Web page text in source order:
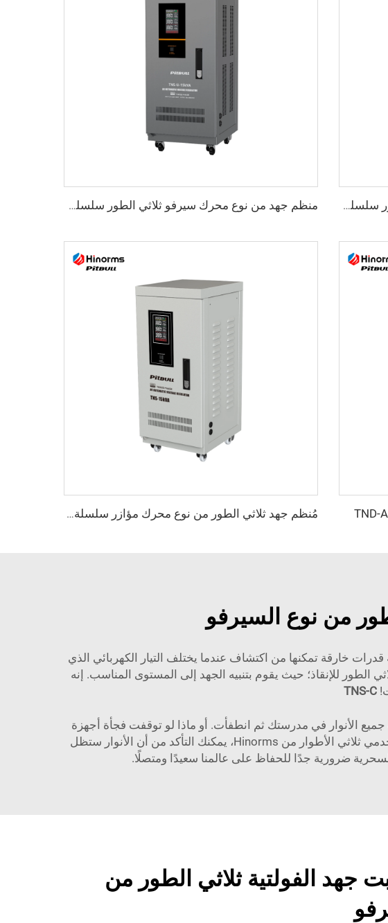
منظم جهد من نوع محرك سيرفو ثلاثي الطور سلسلة TNSB منظم جهد من نوع محرك سيرفو ثلاثي الطور سلسلة TNS-U
مُنظم جهد ثلاثي الطور من نوع محرك مؤازر سلسلة TNS
من نوع السيرفو
خارقة تمكنها من اكتشاف عندما يختلف التيار الكهربائي الذي
للإنقاذ؛ حيث يقوم بتنبيه الجهد إلى المستوى المناسب. إنه
TNS-C
الأنوار في مدرستك ثم انطفأت. أو ماذا لو توقفت فجأة أجهزة
الكمبيوتر في مكتب والديك عن العمل وسط مشروع كبير. سيكون ذلك كارثة! ولكن، مع مثبت الجهد الخدمي ثلاثي الأطوار من Hinorms، يمكنك التأكد من أن الأنوار ستظل
ضرورية جدًا للحفاظ على عالمنا سعيدًا ومتصلًا.
جهد الفولتية ثلاثي الطور من